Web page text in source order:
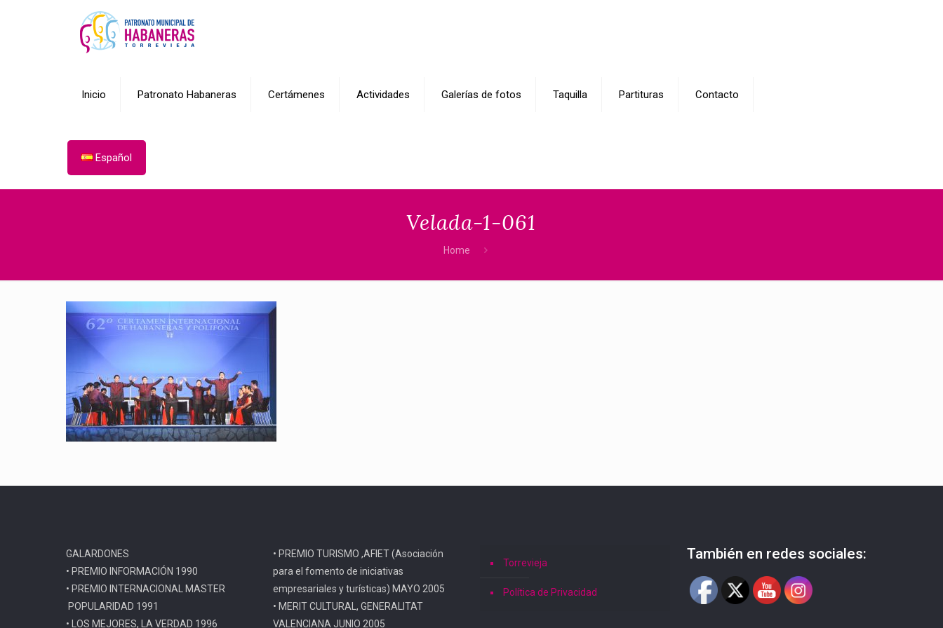
Inicio Patronato Habaneras Certámenes Actividades Galerías de fotos Taquilla Partituras Contacto
Español
Velada-1-061
Home
GALARDONES
• PREMIO INFORMACIÓN 1990
• PREMIO INTERNACIONAL MASTER
POPULARIDAD 1991
• LOS MEJORES, LA VERDAD 1996
• PREMIO TURISMO ,AFIET (Asociación
para el fomento de iniciativas
empresariales y turísticas) MAYO 2005
• MERIT CULTURAL, GENERALITAT
VALENCIANA JUNIO 2005
Torrevieja
Política de Privacidad
También en redes sociales: